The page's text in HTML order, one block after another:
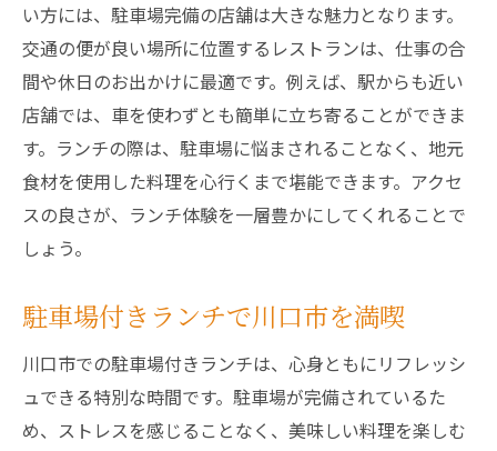
い方には、駐車場完備の店舗は大きな魅力となります。
交通の便が良い場所に位置するレストランは、仕事の合
間や休日のお出かけに最適です。例えば、駅からも近い
店舗では、車を使わずとも簡単に立ち寄ることができま
す。ランチの際は、駐車場に悩まされることなく、地元
食材を使用した料理を心行くまで堪能できます。アクセ
スの良さが、ランチ体験を一層豊かにしてくれることで
しょう。
駐車場付きランチで川口市を満喫
川口市での駐車場付きランチは、心身ともにリフレッシ
ュできる特別な時間です。駐車場が完備されているた
め、ストレスを感じることなく、美味しい料理を楽しむ